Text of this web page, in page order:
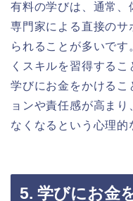
有料の学びは、通常、
専門家による直接のサ
られることが多いです
くスキルを習得する
学びにお金をかけるこ
ョンや責任感が高ま
なくなるという心理的
5. 学びにお金